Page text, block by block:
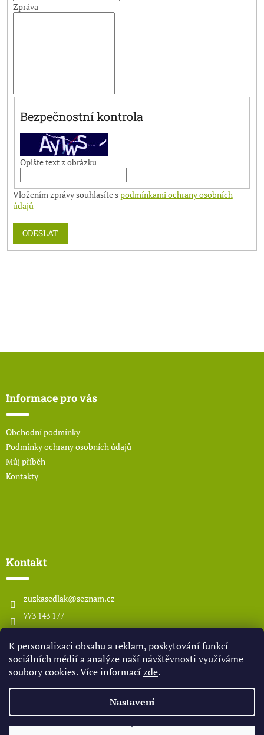
K personalizaci obsahu a reklam, poskytování funkcí
sociálních médií a analýze naší návštěvnosti využíváme
soubory cookies. Více informacízde.
Nastavení
Zpráva
Bezpečnostní kontrola
Opište text z obrázku
Vložením zprávy souhlasíte spodmínkami ochrany osobních
údajů
ODESLAT
Z
Informace pro vás
Obchodní podmínky
Podmínky ochrany osobních údajů
Můj příběh
Kontakty
Kontakt
zuzkasedlak@seznam.cz
773 143 177
odsedlaka
Copyright 2026OD SEDLÁKA. Všechna práva vyhrazena.Upravit